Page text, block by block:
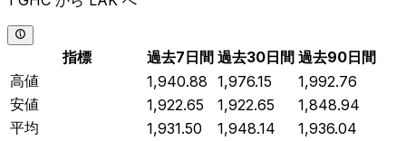
指標 過去7日間 過去30日間 過去90日間
高値
1,940.88 1,976.15
1,992.76
安値
1,922.65 1,922.65
1,848.94
平均
1,931.50 1,948.14
1,936.04